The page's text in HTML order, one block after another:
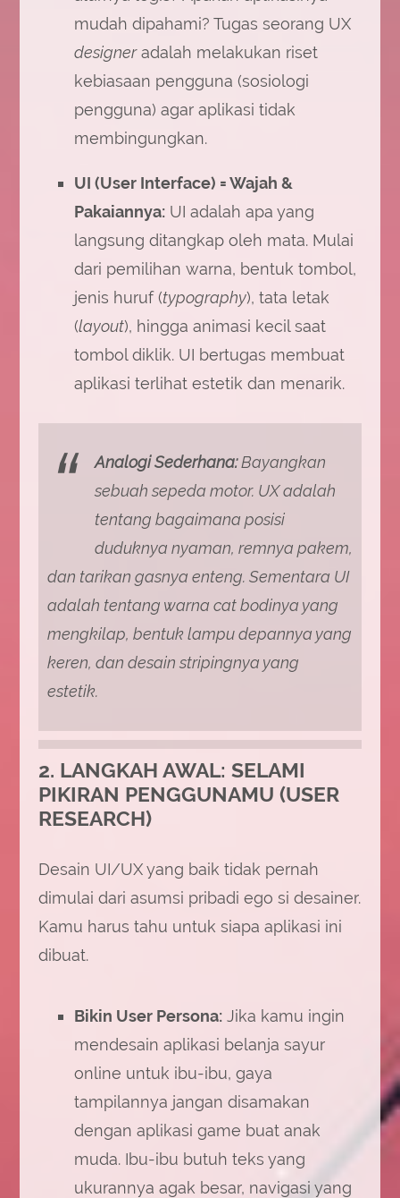
mudah dipahami? Tugas seorang UX
designeradalah melakukan riset
kebiasaan pengguna (sosiologi
pengguna) agar aplikasi tidak
membingungkan.
UI (User Interface) = Wajah &
Pakaiannya:UI adalah apa yang
langsung ditangkap oleh mata. Mulai
dari pemilihan warna, bentuk tombol,
jenis huruf (typography), tata letak
(layout), hingga animasi kecil saat
tombol diklik. UI bertugas membuat
aplikasi terlihat estetik dan menarik.
Analogi Sederhana:Bayangkan
sebuah sepeda motor. UX adalah
tentang bagaimana posisi
duduknya nyaman, remnya pakem,
dan tarikan gasnya enteng. Sementara UI
adalah tentang warna cat bodinya yang
mengkilap, bentuk lampu depannya yang
keren, dan desain stripingnya yang
estetik.
2. LANGKAH AWAL: SELAMI
PIKIRAN PENGGUNAMU (USER
RESEARCH)
Desain UI/UX yang baik tidak pernah
dimulai dari asumsi pribadi ego si desainer.
Kamu harus tahu untuk siapa aplikasi ini
dibuat.
Bikin User Persona:Jika kamu ingin
mendesain aplikasi belanja sayur
online untuk ibu-ibu, gaya
tampilannya jangan disamakan
dengan aplikasi game buat anak
muda. Ibu-ibu butuh teks yang
ukurannya agak besar, navigasi yang